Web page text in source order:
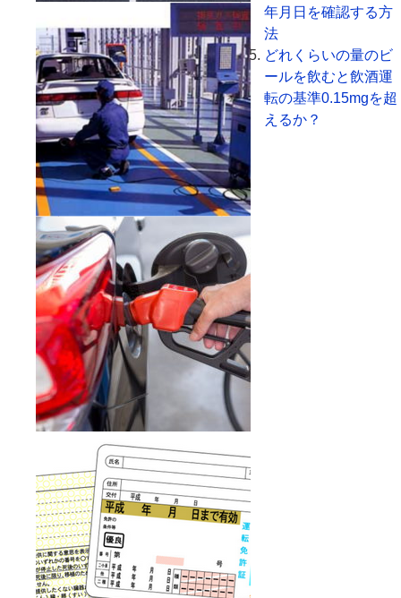
年月日を確認する方
法
どれくらいの量のビ
ールを飲むと飲酒運
転の基準0.15mgを超
えるか？